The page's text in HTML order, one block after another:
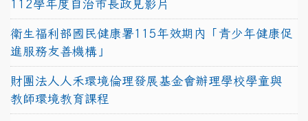
112學年度自治市長政見影片
衛生福利部國民健康署115年效期內「青少年健康促
進服務友善機構」
財團法人人禾環境倫理發展基金會辦理學校學童與
教師環境教育課程